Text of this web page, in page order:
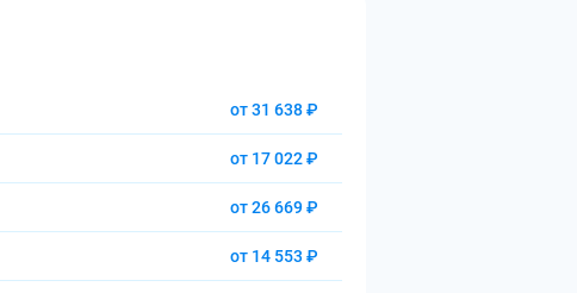
от 31 638 ₽
от 17 022 ₽
от 26 669 ₽
от 14 553 ₽